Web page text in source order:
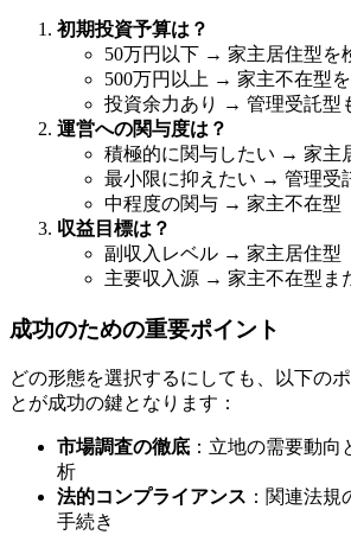
初期投資予算は？
50万円以下 → 家主居住型を
500万円以上 → 家主不在型
投資余力あり → 管理受託型
運営への関与度は？
積極的に関与したい → 家主
最小限に抑えたい → 管理受
中程度の関与 → 家主不在型
収益目標は？
副収入レベル → 家主居住型
主要収入源 → 家主不在型ま
成功のための重要ポイント
どの形態を選択するにしても、以下の
とが成功の鍵となります：
市場調査の徹底 ：立地の需要動
析
法的コンプライアンス ：関連法
手続き